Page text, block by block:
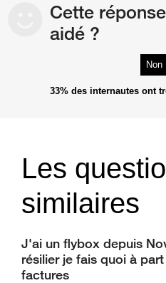
Cette
aidé ?
Non
33% des internautes ont
Les
similaires
J'ai un flybox depuis
résilier je fais quoi à
factures